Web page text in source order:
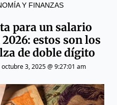
Y FINANZAS
para un salario
estos son los
de doble dígito
octubre 3, 2025 @ 9:27:01 am